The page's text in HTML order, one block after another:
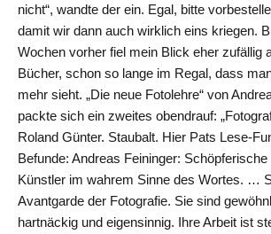
nicht“, wandte der ein. Egal, bitte
damit wir dann auch wirklich eins kriegen.
Wochen vorher fiel mein Blick eher zufällig
Bücher, schon so lange im Regal, dass
mehr sieht. „Die neue Fotolehre“ von
packte sich ein zweites obendrauf:
Roland Günter. Staubalt. Hier Pats Lese-
Befunde: Andreas Feininger:
Künstler im wahrem Sinne des Wortes. …
Avantgarde der Fotografie. Sie sind
hartnäckig und eigensinnig. Ihre Arbeit ist